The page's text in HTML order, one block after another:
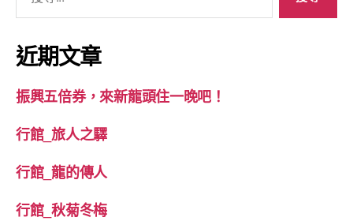
關
鍵
字:
近期文章
振興五倍券，來新龍頭住一晚吧！
行館_旅人之驛
行館_龍的傳人
行館_秋菊冬梅